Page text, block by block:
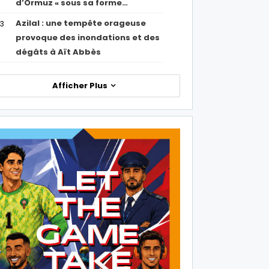
d’Ormuz « sous sa forme…
Azilal : une tempête orageuse
provoque des inondations et des
dégâts à Aït Abbès
Afficher Plus